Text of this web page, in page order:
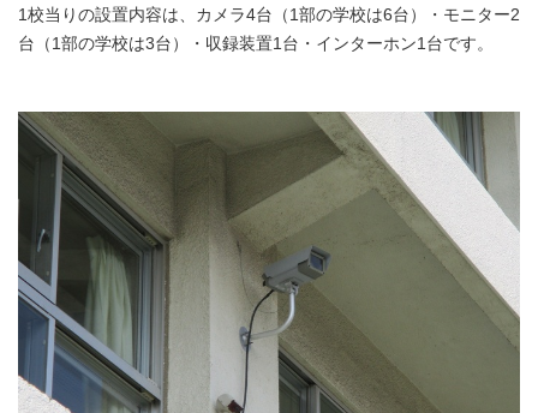
1校当りの設置内容は、カメラ4台（1部の学校は6台）・モニター2
台（1部の学校は3台）・収録装置1台・インターホン1台です。